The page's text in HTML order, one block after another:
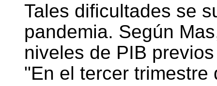
Tales dificultades se
pandemia. Según
niveles de PIB
"En el tercer